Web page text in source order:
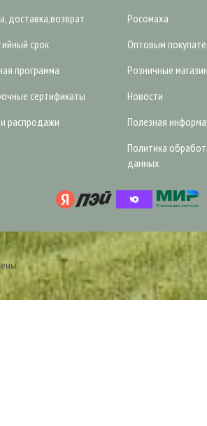
доставка,возврат
срок
программа
сертификаты
распродажи
Росомаха
Оптовым
Розничные
Новости
Полезная
Политика
данных